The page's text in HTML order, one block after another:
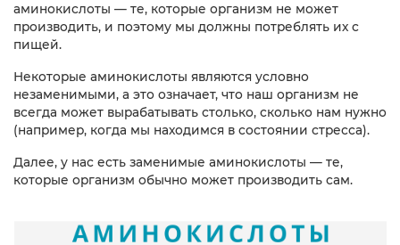
аминокислоты — те, которые организм не может
производить, и поэтому мы должны потреблять их с
пищей.
Некоторые аминокислоты являются условно
незаменимыми, а это означает, что наш организм не
всегда может вырабатывать столько, сколько нам нужно
(например, когда мы находимся в состоянии стресса).
Далее, у нас есть заменимые аминокислоты — те,
которые организм обычно может производить сам.